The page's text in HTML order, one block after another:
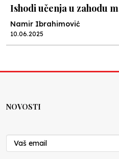
Ishodi učenja u zahodu
Namir Ibrahimović
10.06.2025
Nenad Veličković
29.10.2024
NOVOSTI